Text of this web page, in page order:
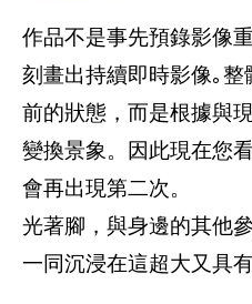
作品不是事先預錄影像
刻畫出持續即時影像｡整
前的狀態，而是根據與
變換景象。因此現在您
會再出現第二次。
光著腳，與身邊的其他
一同沉浸在這超大又具